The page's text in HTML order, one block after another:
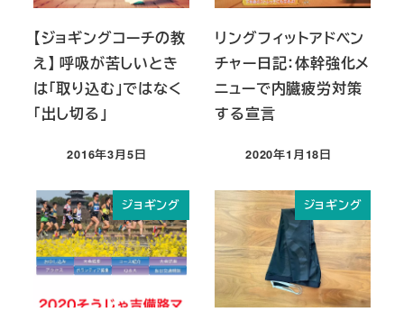
【ジョギングコーチの教
え】 呼吸が苦しいとき
は「取り込む」ではなく
「出し切る」
投稿日
2016年3月5日
リングフィットアドベン
チャー日記：体幹強化メ
ニューで内臓疲労対策
する宣言
投稿日
2020年1月18日
ジョギング ジョギング